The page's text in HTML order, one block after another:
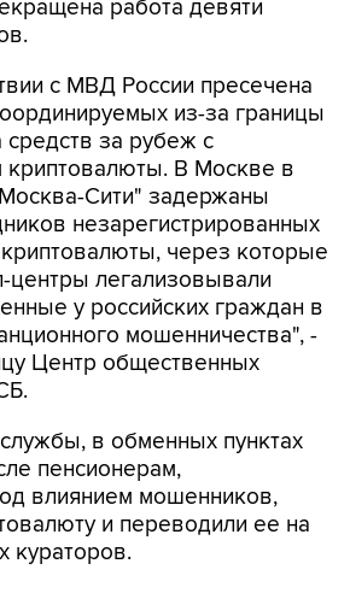
с МВД России пресечена
за рубеж с
криптовалюты. В Москве в
Сити" задержаны
незарегистрированных
через которые
центры легализовывали
у российских граждан в
мошенничества", -
Центр общественных
в обменных пунктах
влиянием мошенников,
и переводили ее на
кураторов.
из